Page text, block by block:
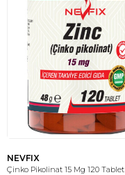
NEVFIX
Çinko Pikolinat 15 Mg 120 Tablet